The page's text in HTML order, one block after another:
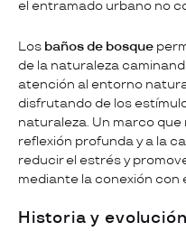
el entramado urbano no
Los baños de bosque
de la naturaleza
atención al entorno
disfrutando de los
naturaleza. Un marco que
reflexión profunda y a la
reducir el estrés y
mediante la conexión con
Historia y